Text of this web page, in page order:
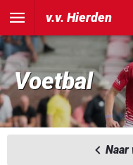
v.v. Hierden
Voetbal
Naar